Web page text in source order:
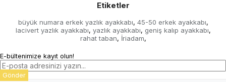
Etiketler
büyük numara erkek yazlık ayakkabı, 45-50 erkek ayakkabı,
lacivert yazlık ayakkabı, yazlık ayakkabı, geniş kalıp ayakkabı,
rahat taban, İriadam,
E-bültenimize kayıt olun!
Gönder